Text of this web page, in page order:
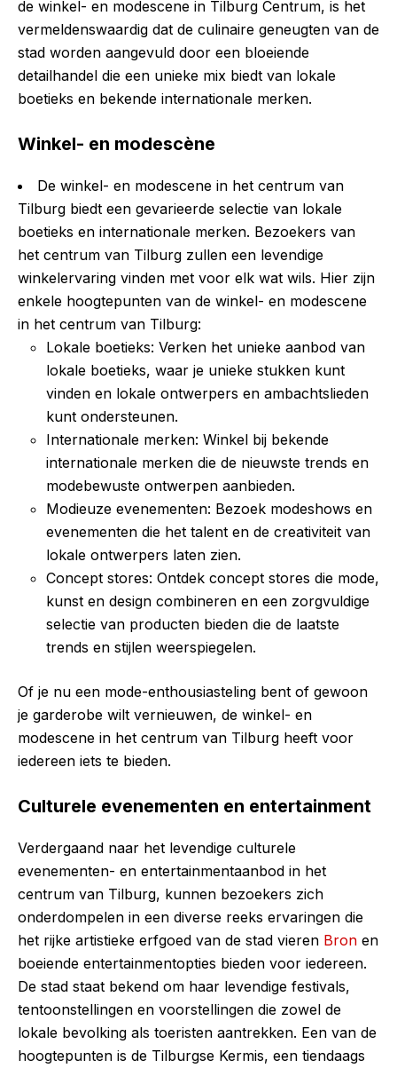
de winkel- en modescene in Tilburg Centrum, is het
vermeldenswaardig dat de culinaire geneugten van de
stad worden aangevuld door een bloeiende
detailhandel die een unieke mix biedt van lokale
boetieks en bekende internationale merken.
Winkel- en modescène
De winkel- en modescene in het centrum van
Tilburg biedt een gevarieerde selectie van lokale
boetieks en internationale merken. Bezoekers van
het centrum van Tilburg zullen een levendige
winkelervaring vinden met voor elk wat wils. Hier zijn
enkele hoogtepunten van de winkel- en modescene
in het centrum van Tilburg:
Lokale boetieks: Verken het unieke aanbod van
lokale boetieks, waar je unieke stukken kunt
vinden en lokale ontwerpers en ambachtslieden
kunt ondersteunen.
Internationale merken: Winkel bij bekende
internationale merken die de nieuwste trends en
modebewuste ontwerpen aanbieden.
Modieuze evenementen: Bezoek modeshows en
evenementen die het talent en de creativiteit van
lokale ontwerpers laten zien.
Concept stores: Ontdek concept stores die mode,
kunst en design combineren en een zorgvuldige
selectie van producten bieden die de laatste
trends en stijlen weerspiegelen.
Of je nu een mode-enthousiasteling bent of gewoon
je garderobe wilt vernieuwen, de winkel- en
modescene in het centrum van Tilburg heeft voor
iedereen iets te bieden.
Culturele evenementen en entertainment
Verdergaand naar het levendige culturele
evenementen- en entertainmentaanbod in het
centrum van Tilburg, kunnen bezoekers zich
onderdompelen in een diverse reeks ervaringen die
het rijke artistieke erfgoed van de stad vieren Bron en
boeiende entertainmentopties bieden voor iedereen.
De stad staat bekend om haar levendige festivals,
tentoonstellingen en voorstellingen die zowel de
lokale bevolking als toeristen aantrekken. Een van de
hoogtepunten is de Tilburgse Kermis, een tiendaags